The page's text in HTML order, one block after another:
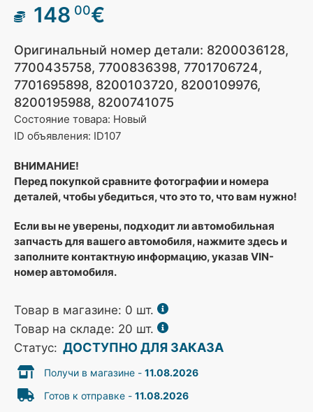
148 00€
Оригинальный номер детали: 8200036128,
7700435758, 7700836398, 7701706724,
7701695898, 8200103720, 8200109976,
8200195988, 8200741075
Состояние товара: Новый
ID объявления: ID107
ВНИМАНИЕ!
Перед покупкой сравните фотографии и номера
деталей, чтобы убедиться, что это то, что вам нужно!
Если вы не уверены, подходит ли автомобильная
запчасть для вашего автомобиля, нажмите здесь и
заполните контактную информацию, указав VIN-
номер автомобиля.
Товар в магазине: 0 шт.
Товар на складе: 20 шт.
Статус: ДОСТУПНО ДЛЯ ЗАКАЗА
Получи в магазине - 11.08.2026
Готов к отправке - 11.08.2026